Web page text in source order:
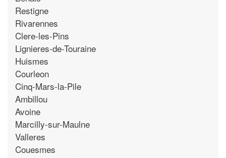
Restigne
Rivarennes
Clere-les-Pins
Lignieres-de-Touraine
Huismes
Courleon
Cinq-Mars-la-Pile
Ambillou
Avoine
Marcilly-sur-Maulne
Valleres
Couesmes